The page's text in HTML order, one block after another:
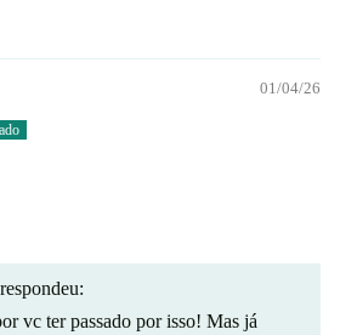
01/04/26
respondeu:
vc ter passado por isso! Mas já